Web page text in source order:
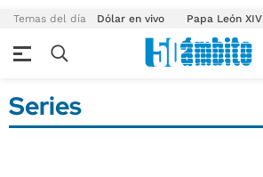
Temas del día Dólar en vivo Papa León XIV
Series